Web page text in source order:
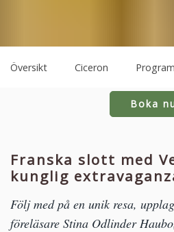
Översikt Ciceron Program
Boka
Franska slott med
kunglig
Följ med på en unik resa,
föreläsare Stina Odlinder